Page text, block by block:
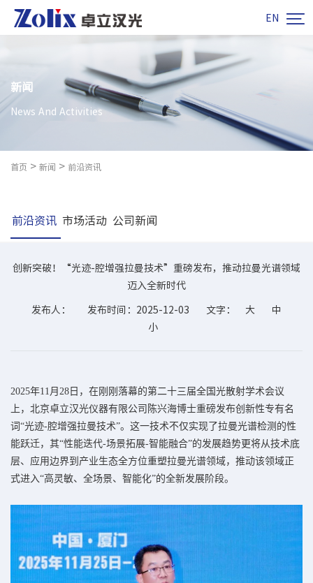
EN 
新闻
News And Activities
首页 > 新闻 > 前沿资讯
前沿资讯 市场活动 公司新闻
创新突破！“光迹-腔增强拉曼技术”重磅发布，推动拉曼光谱领域
迈入全新时代
发布人： 发布时间：2025-12-03 文字： 大
中
小
2025年11月28日，在刚刚落幕的第二十三届全国光散射学术会议
上，北京卓立汉光仪器有限公司陈兴海博士重磅发布创新性专有名
词“光迹-腔增强拉曼技术”。这一技术不仅实现了拉曼光谱检测的性
能跃迁，其“性能迭代-场景拓展-智能融合”的发展趋势更将从技术底
层、应用边界到产业生态全方位重塑拉曼光谱领域，推动该领域正
式进入“高灵敏、全场景、智能化”的全新发展阶段。